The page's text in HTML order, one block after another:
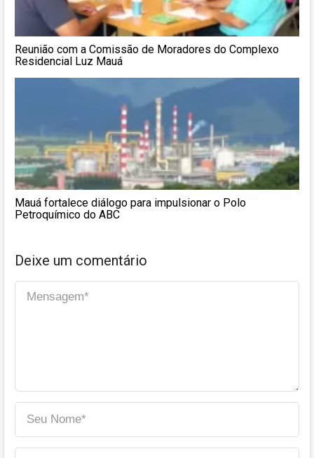
Reunião com a Comissão de Moradores do Complexo
Residencial Luz Mauá
Mauá fortalece diálogo para impulsionar o Polo
Petroquímico do ABC
Deixe um comentário